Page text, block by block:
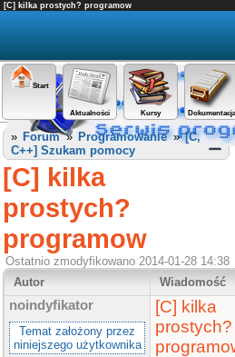
[C] kilka prostych? programow
Start
Aktualności Kursy Dokumentacja
» Forum» Programowanie»[C,
C++] Szukam pomocy
[C] kilka
prostych?
programow
Ostatnio zmodyfikowano 2014-01-28 14:38
Autor
Wiadomość
noindyfikator
Temat założony przez
niniejszego użytkownika
[C] kilka
prostych?